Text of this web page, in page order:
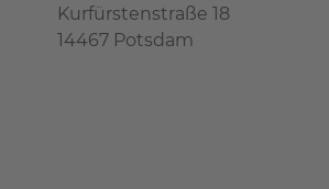
Kurfürstenstraße 18
14467 Potsdam